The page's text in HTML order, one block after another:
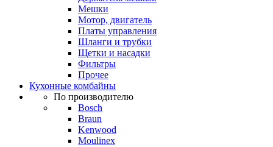
Мешки
Мотор, двигатель
Платы управления
Шланги и трубки
Щетки и насадки
Фильтры
Прочее
Кухонные комбайны
По производителю
Bosch
Braun
Kenwood
Moulinex